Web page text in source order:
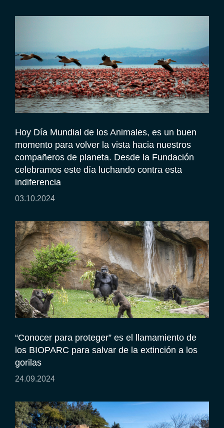
Hoy Día Mundial de los Animales, es un buen
momento para volver la vista hacia nuestros
compañeros de planeta. Desde la Fundación
celebramos este día luchando contra esta
indiferencia
03.10.2024
“Conocer para proteger” es el llamamiento de
los BIOPARC para salvar de la extinción a los
gorilas
24.09.2024